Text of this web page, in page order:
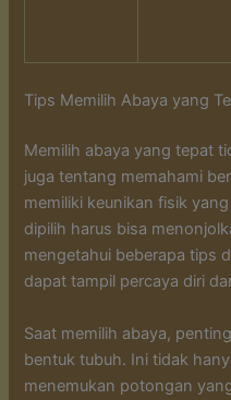
Tips Memilih Abaya yang
Memilih abaya yang tepat
juga tentang memahami
memiliki keunikan fisik
dipilih harus bisa
mengetahui beberapa tips
dapat tampil percaya diri
Saat memilih abaya,
bentuk tubuh. Ini tidak
menemukan potongan